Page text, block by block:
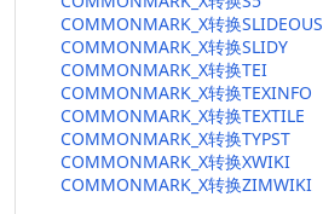
COMMONMARK_X转换SLIDEOUS
COMMONMARK_X转换SLIDY
COMMONMARK_X转换TEI
COMMONMARK_X转换TEXINFO
COMMONMARK_X转换TEXTILE
COMMONMARK_X转换TYPST
COMMONMARK_X转换XWIKI
COMMONMARK_X转换ZIMWIKI